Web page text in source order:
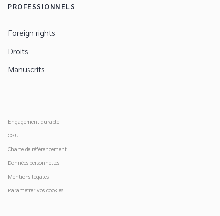
PROFESSIONNELS
Foreign rights
Droits
Manuscrits
Engagement durable
CGU
Charte de référencement
Données personnelles
Mentions légales
Paramétrer vos cookies